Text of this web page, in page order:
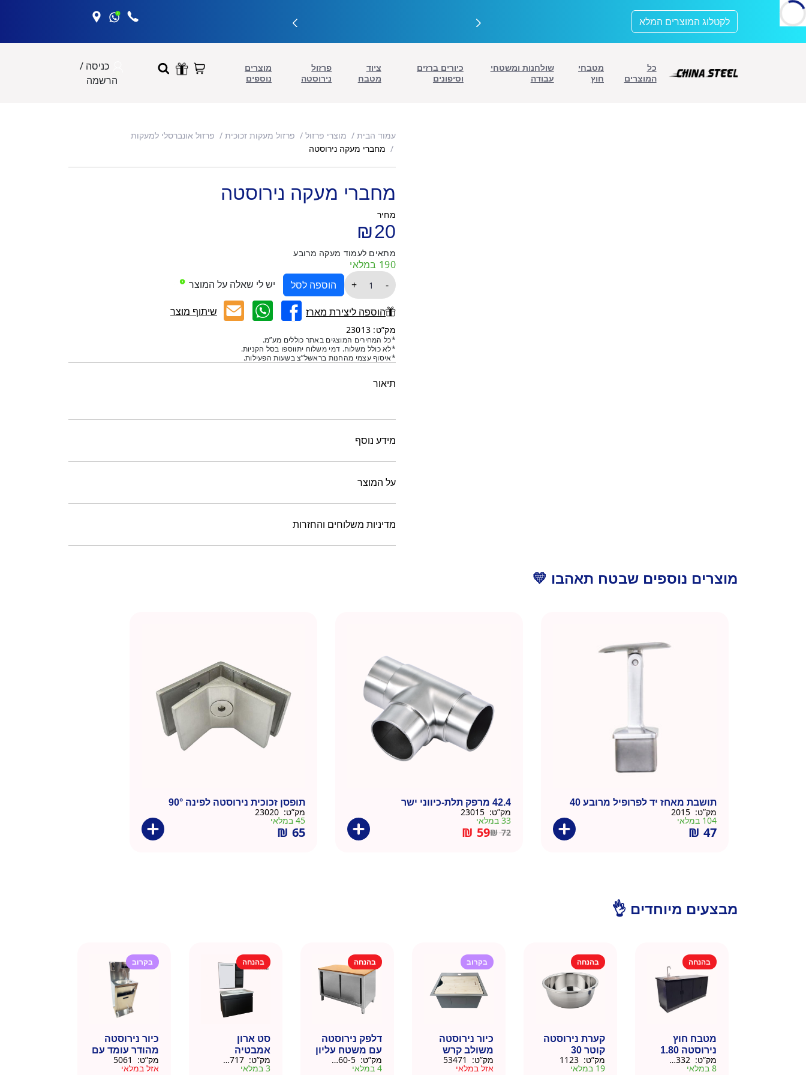
לתוכן
לקטלוג המוצרים המלא
כל
המוצרים
מטבחי
חוץ
שולחנות ומשטחי
עבודה
כיורים ברזים
וסיפונים
ציוד
מטבח
פרזול
נירוסטה
מוצרים
נוספים
כניסה /
הרשמה
עמוד הבית מוצרי פרזול פרזול מעקות זכוכית פרזול אונברסלי למעקות
מחברי מעקה נירוסטה
מחברי מעקה נירוסטה
מחיר
₪20
מתאים לעמוד מעקה מרובע
190 במלאי
-
כמות
מחברי
מעקה
נירוסטה
+ הוספה לסל יש לי שאלה על המוצר
הוספה ליצירת מארז שיתוף מוצר
מק”ט: 23013
*כל המחירים המוצגים באתר כוללים מע”מ.
*לא כולל משלוח. דמי משלוח יתווספו בסל הקניות.
*איסוף עצמי מהחנות בראשל”צ בשעות הפעילות.
תיאור
מידע נוסף
על המוצר
מדיניות משלוחים והחזרות
מוצרים נוספים שבטח תאהבו 💛
תושבת מאחז יד לפרופיל מרובע 40
מק”ט:
104 במלאי
₪ 47
42.4 מרפק תלת-כיווני ישר
מק”ט: 23015
33 במלאי
₪72
₪ 59
תופסן זכוכית נירוסטה לפינה 90°
מק”ט: 23020
45 במלאי
₪ 65
מבצעים מיוחדים 👌
בהנחה
מטבח חוץ
נירוסטה 1.80
מטר כולל שיש
מק”ט:
8 במלאי
בהנחה
קערת נירוסטה
קוטר 30
מק”ט:
19 במלאי
בקרוב
כיור נירוסטה
משולב קרש
חיתוך במבוק
מק”ט:
אזל במלאי
בהנחה
דלפק נירוסטה
עם משטח עליון
עץ מלא גוון
מק”ט:
4 במלאי
בהנחה
סט ארון
אמבטיה
נירוסטה שחור
מק”ט:
3 במלאי
בקרוב
כיור נירוסטה
מהודר עומד עם
פח אשפה
מק”ט:
אזל במלאי